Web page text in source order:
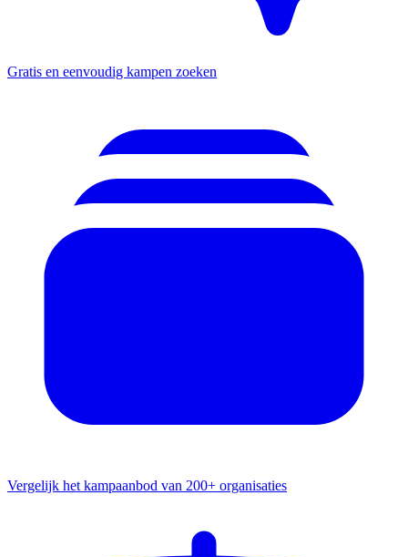
Gratis en eenvoudig kampen zoeken
Vergelijk het kampaanbod van 200+ organisaties